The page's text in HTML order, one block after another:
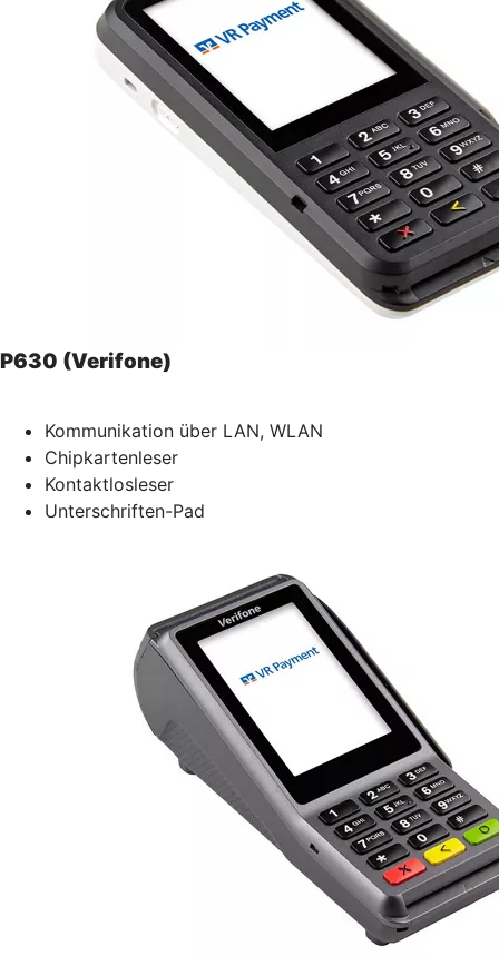
P630 (Verifone)
Kommunikation über LAN, WLAN
Chipkartenleser
Kontaktlosleser
Unterschriften-Pad